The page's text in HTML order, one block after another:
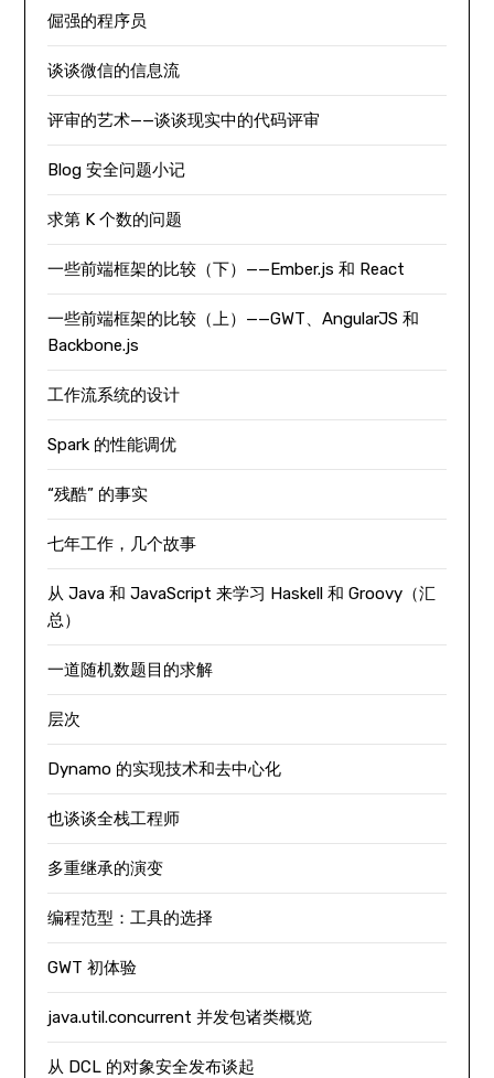
倔强的程序员
谈谈微信的信息流
评审的艺术——谈谈现实中的代码评审
Blog 安全问题小记
求第 K 个数的问题
一些前端框架的比较（下）——Ember.js 和 React
一些前端框架的比较（上）——GWT、AngularJS 和
Backbone.js
工作流系统的设计
Spark 的性能调优
“残酷” 的事实
七年工作，几个故事
从 Java 和 JavaScript 来学习 Haskell 和 Groovy（汇
总）
一道随机数题目的求解
层次
Dynamo 的实现技术和去中心化
也谈谈全栈工程师
多重继承的演变
编程范型：工具的选择
GWT 初体验
java.util.concurrent 并发包诸类概览
从 DCL 的对象安全发布谈起